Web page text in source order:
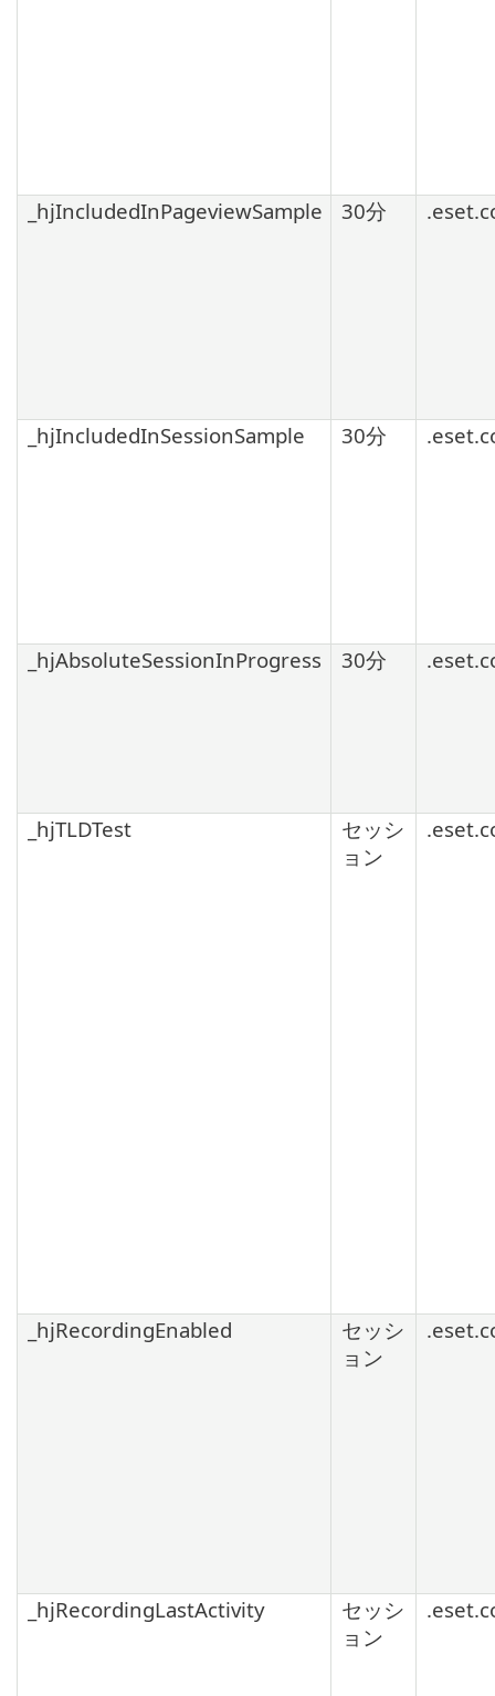
_hjIncludedInPageviewSample 30分
_hjIncludedInSessionSample 30分
_hjAbsoluteSessionInProgress 30分
_hjTLDTest
セッシ
ョン
_hjRecordingEnabled
セッシ
ョン
_hjRecordingLastActivity
セッシ
ョン